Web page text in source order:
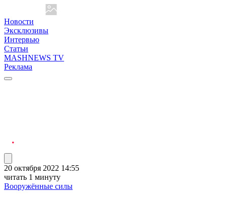
Новости
Эксклюзивы
Интервью
Статьи
MASHNEWS TV
Реклама
20 октября 2022 14:55
читать 1 минуту
Вооружённые силы